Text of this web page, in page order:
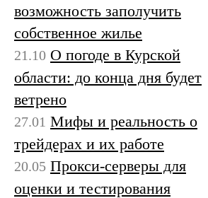
возможность заполучить
собственное жилье
21.10 О погоде в Курской
области: до конца дня будет
ветрено
27.01 Мифы и реальность о
трейдерах и их работе
20.05 Прокси-серверы для
оценки и тестирования